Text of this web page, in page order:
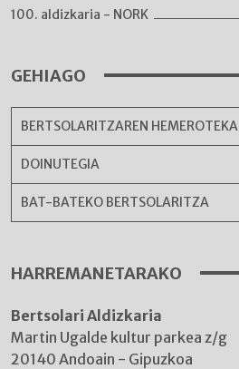
100. aldizkaria - NORK
GEHIAGO
BERTSOLARITZAREN HEMEROTEKA
DOINUTEGIA
BAT-BATEKO BERTSOLARITZA
HARREMANETARAKO
Bertsolari Aldizkaria
Martin Ugalde kultur parkea z/g
20140 Andoain - Gipuzkoa